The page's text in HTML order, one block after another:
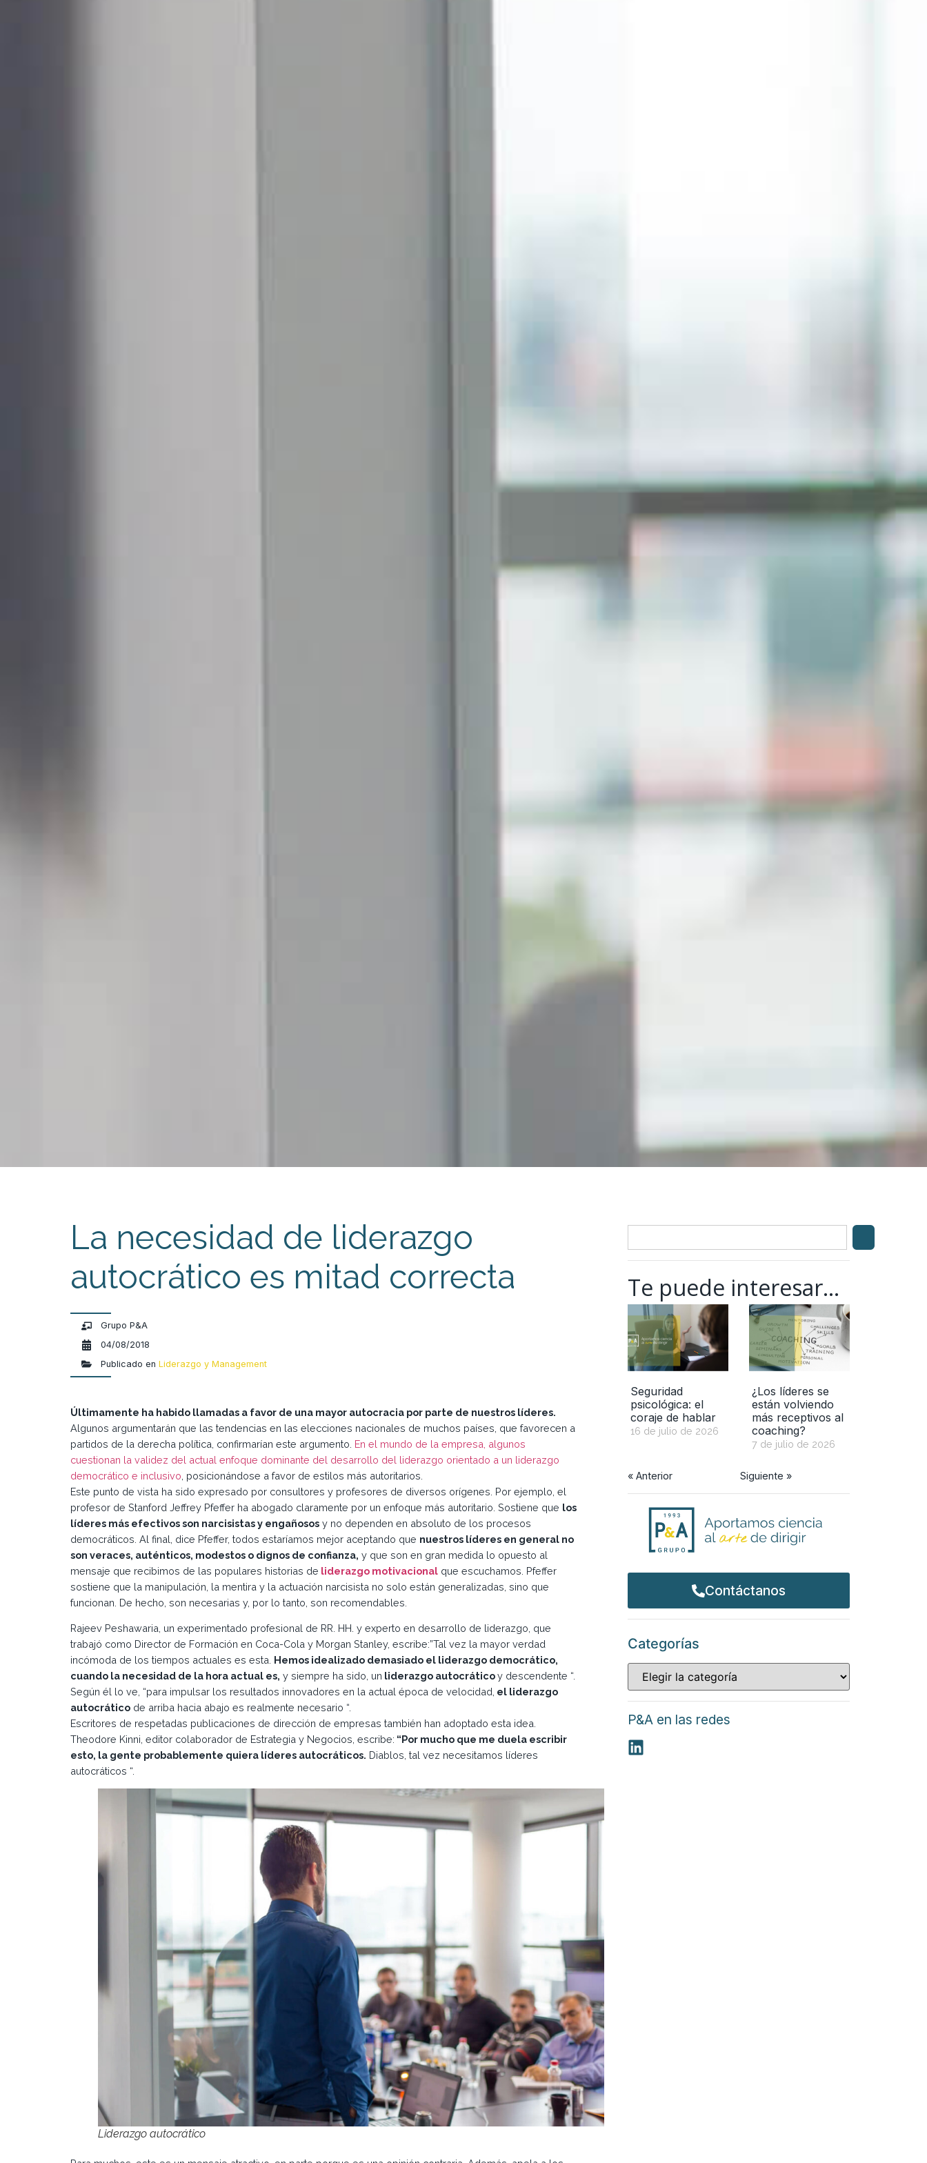
La necesidad de liderazgo
autocrático es mitad correcta
Grupo P&A
04/08/2018
Publicado en Liderazgo y Management
Últimamente ha habido llamadas a favor de una mayor autocracia por parte de nuestros líderes.
Algunos argumentarán que las tendencias en las elecciones nacionales de muchos países, que favorecen a
partidos de la derecha política, confirmarían este argumento. En el mundo de la empresa, algunos
cuestionan la validez del actual enfoque dominante del desarrollo del liderazgo orientado a un liderazgo
democrático e inclusivo , posicionándose a favor de estilos más autoritarios.
Este punto de vista ha sido expresado por consultores y profesores de diversos orígenes. Por ejemplo, el
profesor de Stanford Jeffrey Pfeffer ha abogado claramente por un enfoque más autoritario. Sostiene que los
líderes más efectivos son narcisistas y engañosos y no dependen en absoluto de los procesos
democráticos. Al final, dice Pfeffer, todos estaríamos mejor aceptando que nuestros líderes en general no
son veraces, auténticos, modestos o dignos de confianza, y que son en gran medida lo opuesto al
mensaje que recibimos de las populares historias de liderazgo motivacional que escuchamos. Pfeffer
sostiene que la manipulación, la mentira y la actuación narcisista no solo están generalizadas, sino que
funcionan. De hecho, son necesarias y, por lo tanto, son recomendables.
Rajeev Peshawaria, un experimentado profesional de RR. HH. y experto en desarrollo de liderazgo, que
trabajó como Director de Formación en Coca-Cola y Morgan Stanley, escribe:”Tal vez la mayor verdad
incómoda de los tiempos actuales es esta. Hemos idealizado demasiado el liderazgo democrático,
cuando la necesidad de la hora actual es, y siempre ha sido, un liderazgo autocráticoy descendente “.
Según él lo ve, “para impulsar los resultados innovadores en la actual época de velocidad, el liderazgo
autocrático de arriba hacia abajo es realmente necesario “.
Escritores de respetadas publicaciones de dirección de empresas también han adoptado esta idea.
Theodore Kinni, editor colaborador de Estrategia y Negocios, escribe: “Por mucho que me duela escribir
esto, la gente probablemente quiera líderes autocráticos. Diablos, tal vez necesitamos líderes
autocráticos “.
Liderazgo autocrático
Te puede interesar...
Seguridad
psicológica: el
coraje de hablar
16 de julio de 2026
¿Los líderes se
están volviendo
más receptivos al
coaching?
7 de julio de 2026
« Anterior Siguiente »
Contáctanos
Categorías
P&A en las redes